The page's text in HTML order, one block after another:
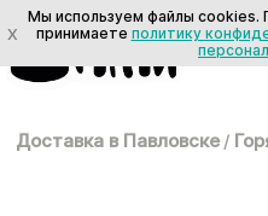
Доставка в Павловске /
X
Мы используем файлы cookies.
принимаете политику